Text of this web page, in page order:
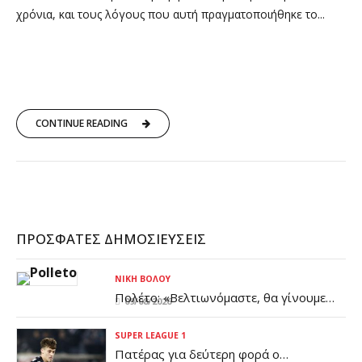
χρόνια, και τους λόγους που αυτή πραγματοποιήθηκε το...
CONTINUE READING
ΠΡΌΣΦΑΤΕΣ ΔΗΜΟΣΙΕΎΣΕΙΣ
ΝΊΚΗ ΒΌΛΟΥ
Πολέτο: «Βελτιωνόμαστε, θα γίνουμε
καλύτεροι μέχρι το πρώτο επίσημο
ματς»
09/08/2026
SUPER LEAGUE 1
Πατέρας για δεύτερη φορά ο